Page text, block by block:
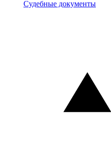
Документы
Судебные документы